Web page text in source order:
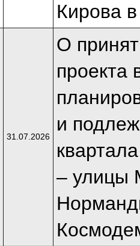
Кирова
31.07.2026
О
проекта
и
– улицы